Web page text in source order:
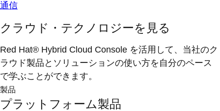
通信
クラウド・テクノロジーを見る
Red Hat® Hybrid Cloud Console を活用して、当社のク
ラウド製品とソリューションの使い方を自分のペース
で学ぶことができます。
製品
プラットフォーム製品